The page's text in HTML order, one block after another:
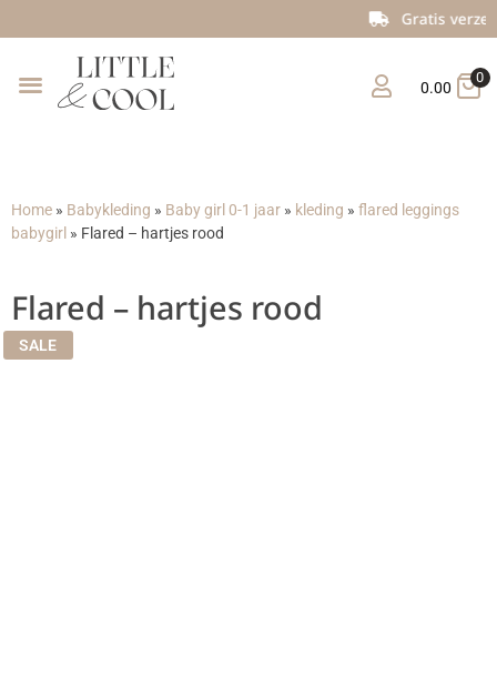
Gratis verzending vanaf €150
0.00
0
Home » Babykleding » Baby girl 0-1 jaar » kleding » flared leggings
babygirl » Flared – hartjes rood
Flared – hartjes rood
SALE